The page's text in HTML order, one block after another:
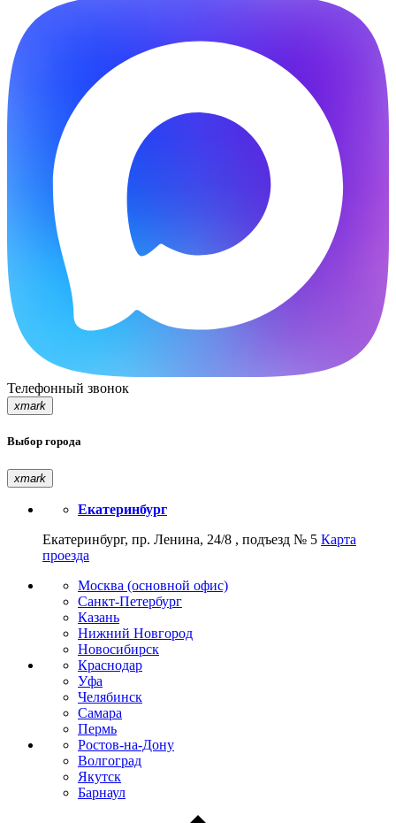
Телефонный звонок
xmark
Выбор города
xmark
Екатеринбург
Екатеринбург, пр. Ленина, 24/8 , подъезд № 5 Карта
проезда
Москва (основной офис)
Санкт-Петербург
Казань
Нижний Новгород
Новосибирск
Краснодар
Уфа
Челябинск
Самара
Пермь
Ростов-на-Дону
Волгоград
Якутск
Барнаул